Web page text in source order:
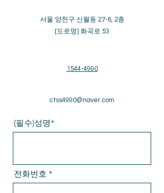
서울 양천구 신월동 27-6, 2층
[도로명] 화곡로 53
1544-4990
ctss4990@naver.com
(필수)성명*
전화번호